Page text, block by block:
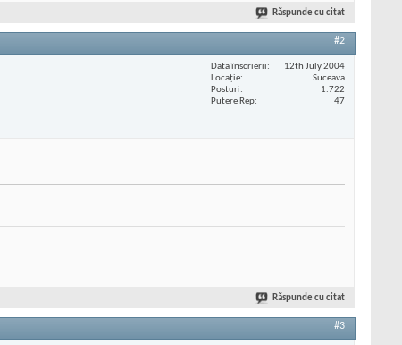
Răspunde cu citat
#2
Data înscrierii
12th July 2004
Locaţie
Suceava
Posturi
1.722
Putere Rep
47
Răspunde cu citat
#3